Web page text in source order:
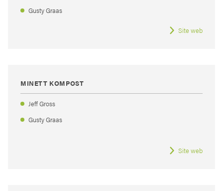
Gusty Graas
Site web
MINETT KOMPOST
Jeff Gross
Gusty Graas
Site web